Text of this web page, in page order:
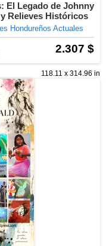
El Legado de Johnny
Relieves Históricos
Hondureños Actuales
2.307 $
118.11 x 314.96 in